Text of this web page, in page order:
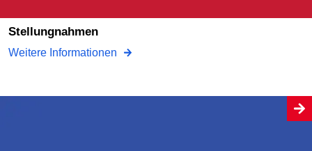
Stellungnahmen
Weitere Informationen